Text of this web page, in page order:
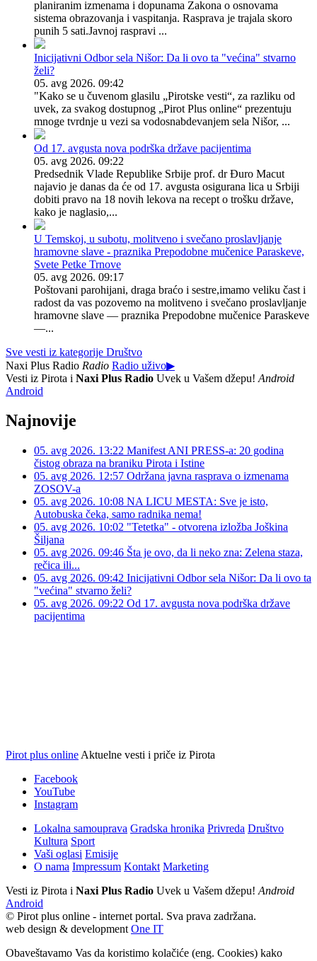
planiranim izmenama i dopunama Zakona o osnovama
sistema obrazovanja i vaspitanja. Rasprava je trajala skoro
punih 5 sati.Javnoj raspravi ...
Inicijativni Odbor sela Nišor: Da li ovo ta "većina" stvarno
želi?
05. avg 2026. 09:42
"Kako se u čuvenom glasilu „Pirotske vesti“, za razliku od
uvek, za svakog dostupnog „Pirot Plus online“ prezentuju
mnoge tvrdnje u vezi sa vodosnabdevanjem sela Nišor, ...
Od 17. avgusta nova podrška države pacijentima
05. avg 2026. 09:22
Predsednik Vlade Republike Srbije prof. dr Đuro Macut
najavio je danas da će od 17. avgusta osigurana lica u Srbiji
dobiti pravo na 18 novih lekova na recept o trošku države,
kako je naglasio,...
U Temskoj, u subotu, molitveno i svečano proslavljanje
hramovne slave - praznika Prepodobne mučenice Paraskeve,
Svete Petke Trnove
05. avg 2026. 09:17
Poštovani parohijani, draga braćo i sestre,​imamo veliku čast i
radost da vas pozovemo na molitveno i svečano proslavljanje
hramovne slave — praznika Prepodobne mučenice Paraskeve
—...
Sve vesti iz kategorije Društvo
Naxi Plus Radio Radio Radio uživo▶
Vesti iz Pirota i Naxi Plus Radio Uvek u Vašem džepu! Android
Android
Najnovije
05. avg 2026. 13:22 Manifest ANI PRESS-a: 20 godina
čistog obraza na braniku Pirota i Istine
05. avg 2026. 12:57 Održana javna rasprava o izmenama
ZOSOV-a
05. avg 2026. 10:08 NA LICU MESTA: Sve je isto,
Autobuska čeka, samo radnika nema!
05. avg 2026. 10:02 "Tetetka" - otvorena izložba Joškina
Šiljana
05. avg 2026. 09:46 Šta je ovo, da li neko zna: Zelena staza,
rečica ili...
05. avg 2026. 09:42 Inicijativni Odbor sela Nišor: Da li ovo ta
"većina" stvarno želi?
05. avg 2026. 09:22 Od 17. avgusta nova podrška države
pacijentima
Pirot plus online Aktuelne vesti i priče iz Pirota
Facebook
YouTube
Instagram
Lokalna samouprava Gradska hronika Privreda Društvo
Kultura Sport
Vaši oglasi Emisije
O nama Impressum Kontakt Marketing
Vesti iz Pirota i Naxi Plus Radio Uvek u Vašem džepu! Android
Android
© Pirot plus online - internet portal. Sva prava zadržana.
web design & development One IT
Obaveštavamo Vas da koristimo kolačiće (eng. Cookies) kako